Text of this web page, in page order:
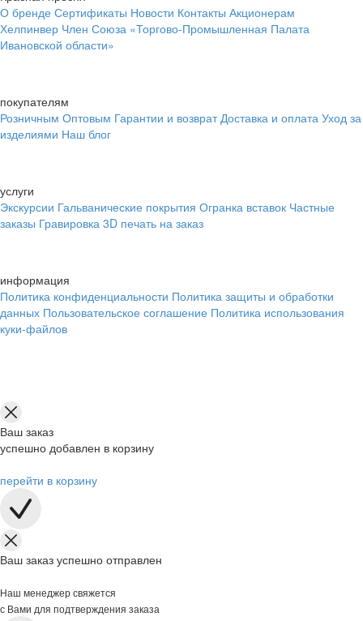
О бренде Сертификаты Новости Контакты Акционерам
Хелпинвер Член Союза «Торгово-Промышленная Палата
Ивановской области»
покупателям
Розничным Оптовым Гарантии и возврат Доставка и оплата Уход за
изделиями Наш блог
услуги
Экскурсии Гальванические покрытия Огранка вставок Частные
заказы Гравировка 3D печать на заказ
информация
Политика конфиденциальности Политика защиты и обработки
данных Пользовательское соглашение Политика использования
куки-файлов
Ваш заказ
успешно добавлен в корзину
перейти в корзину
Ваш заказ успешно отправлен
Наш менеджер свяжется
с Вами для подтверждения заказа